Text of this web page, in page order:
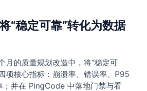
“稳定可靠”转化为数据
月的质量规划改造中，将“稳定可
项核心指标：崩溃率、错误率、P95
；并在 PingCode 中落地门禁与看